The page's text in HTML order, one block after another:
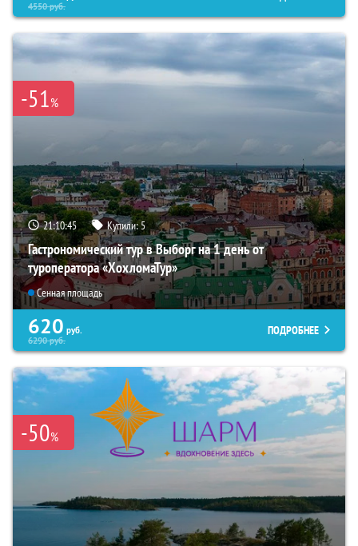
4550руб.
-51%
21:10:44 Купили:5
Гастрономический тур в Выборг на 1 день от
туроператора «ХохломаТур»
Сенная площадь
620 руб.
6290руб.
ПОДРОБНЕЕ
-50%